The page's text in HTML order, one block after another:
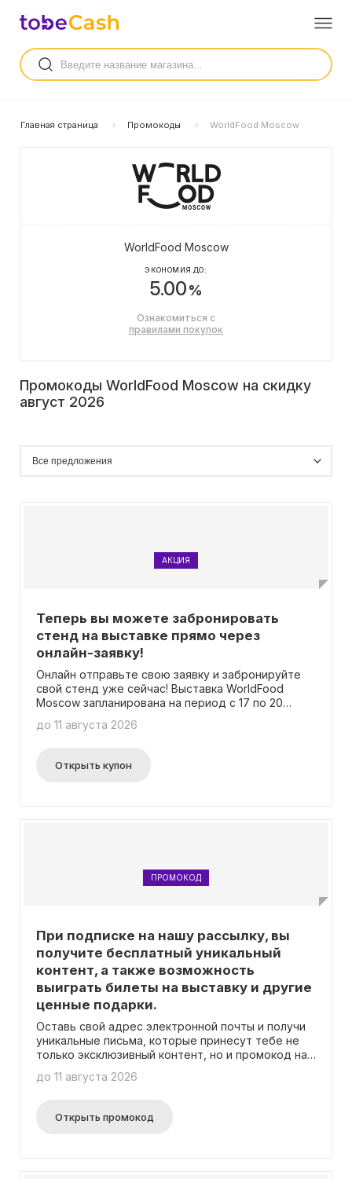
Главная страница Промокоды WorldFood Moscow
WorldFood Moscow
ЭКОНОМИЯ ДО:
5.00%
Ознакомиться с
правилами покупок
Промокоды WorldFood Moscow на скидку
август 2026
АКЦИЯ
Теперь вы можете забронировать
стенд на выставке прямо через
онлайн-заявку!
Онлайн отправьте свою заявку и забронируйте
свой стенд уже сейчас! Выставка WorldFood
Moscow запланирована на период с 17 по 20
комплексе «Крокус Экспо». Дополнительная
сайте мероприятия. Важно отметить, что для
регистрации не требуется ввод промокода.
до 11 августа 2026
Открыть купон
ПРОМОКОД
При подписке на нашу рассылку, вы
получите бесплатный уникальный
контент, а также возможность
выиграть билеты на выставку и другие
ценные подарки.
Оставь свой адрес электронной почты и получи
уникальные письма, которые принесут тебе не
только эксклюзивный контент, но и промокод на
свежие новости! Все подробности можно найти
до 11 августа 2026
Открыть промокод